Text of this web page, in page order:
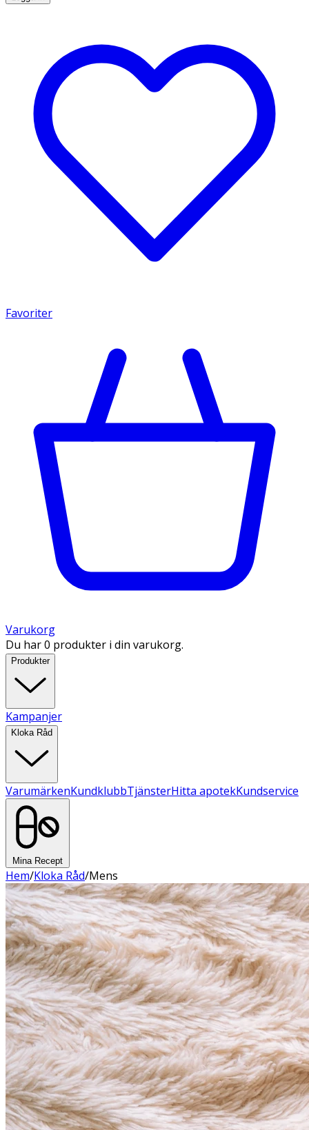
Favoriter
Varukorg
Du har 0 produkter i din varukorg.
Produkter
Kampanjer
Kloka Råd
VarumärkenKundklubbTjänsterHitta apotekKundservice
Mina Recept
Hem/Kloka Råd/Mens